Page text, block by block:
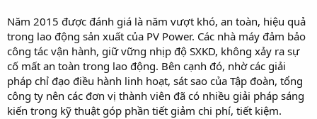
Năm 2015 được đánh giá là năm vượt khó, an toàn, hiệu quả
trong lao động sản xuất của PV Power. Các nhà máy đảm bảo
công tác vận hành, giữ vững nhịp độ SXKD, không xảy ra sự
cố mất an toàn trong lao động. Bên cạnh đó, nhờ các giải
pháp chỉ đạo điều hành linh hoạt, sát sao của Tập đoàn, tổng
công ty nên các đơn vị thành viên đã có nhiều giải pháp sáng
kiến trong kỹ thuật góp phần tiết giảm chi phí, tiết kiệm.